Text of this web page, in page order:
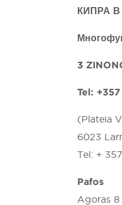
КИПРА
3
Tel:
(Plateia
6023
Tel: +
Pafos
Agoras 8